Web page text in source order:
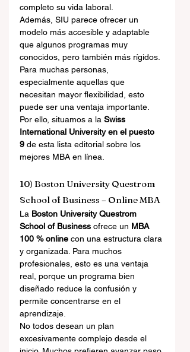
completo su vida laboral.
Además, SIU parece ofrecer un
modelo más accesible y adaptable
que algunos programas muy
conocidos, pero también más rígidos.
Para muchas personas,
especialmente aquellas que
necesitan mayor flexibilidad, esto
puede ser una ventaja importante.
Por ello, situamos a la Swiss
International University en el puesto
9 de esta lista editorial sobre los
mejores MBA en línea.
10) Boston University Questrom
School of Business – Online MBA
La Boston University Questrom
School of Business ofrece un MBA
100 % online con una estructura clara
y organizada. Para muchos
profesionales, esto es una ventaja
real, porque un programa bien
diseñado reduce la confusión y
permite concentrarse en el
aprendizaje.
No todos desean un plan
excesivamente complejo desde el